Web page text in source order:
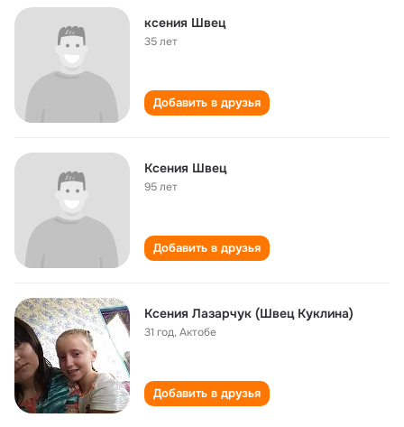
ксения Швец
35 лет
Добавить в друзья
Ксения Швец
95 лет
Добавить в друзья
Ксения Лазарчук (Швец Куклина)
31 год,Актобе
Добавить в друзья